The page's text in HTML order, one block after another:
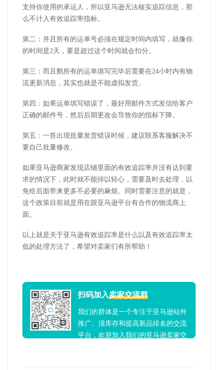
支持你使用的承运人，所以亚马逊无法核实追踪信息，那
么不计入有效追踪率指标。
第二：并且所有的运单号必须在规定时间内填写，就像你
的时间是2天，要是超过这个时间就会扣分。
第三：而且鹅所有的运单填写完毕后需要在24小时内有物
流更新消息，其实也就是不能虚拟发货。
第四：如果运单填写错误了，最好用邮件方式发信给客户
正确的邮件号，然后后期更改会导致你的指标下降。
第五：一答出现批量发货错误时候，建议联系客服解决不
要自己批量修改。
如果亚马逊商家发现店铺里面的有效追踪率并没有达到要
求的情况下，此时就不能掉以轻心，需要及时去处理，以
免给后面带来更多不必要的麻烦。同时需要注意的就是，
这个政策目前就是用在跟亚马逊平台有合作的物流商上
面。
以上就是关于亚马逊有效追踪率是什么以及有效追踪率太
低的处理方法了，希望对卖家们有所帮助！
扫码加入卖家交流群
我们的群体是一个专注于亚马逊站外
推广、清库存和提高新品排名的交流
平台，欢迎加入我们的亚马逊卖家交